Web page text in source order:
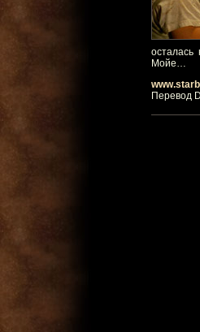
Мойе…
Перевод